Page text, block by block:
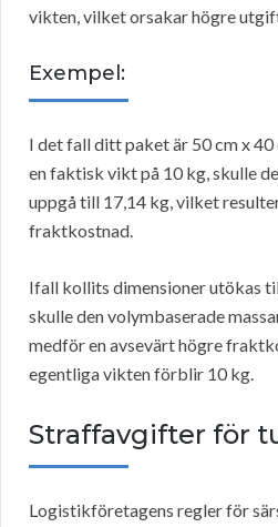
vikten, vilket orsakar högre
Exempel:
I det fall ditt paket är 50 cm x
en faktisk vikt på 10 kg, skulle
uppgå till 17,14 kg, vilket
fraktkostnad.
Ifall kollits dimensioner utökas
skulle den volymbaserade
medför en avsevärt högre
egentliga vikten förblir 10 kg.
Straffavgifter för
Logistikföretagens regler för